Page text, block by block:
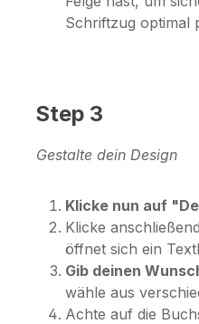
Schriftzug optimal
Step 3
Gestalte dein Design
Klicke nun auf
Klicke
öffnet sich ein
Gib deinen
wähle aus
Achte auf die